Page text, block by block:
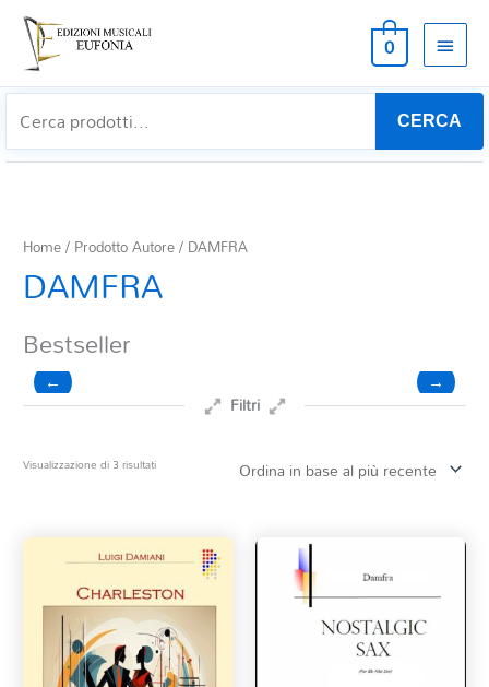
0
CERCA
Home/ Prodotto Autore / DAMFRA
DAMFRA
Bestseller
← →
Filtri
Clarinetto basso
Natale
QR base
QR esecuzione
Trascrizioni e Arrangiamenti
Visualizzazione di 3 risultatiOrdina
in